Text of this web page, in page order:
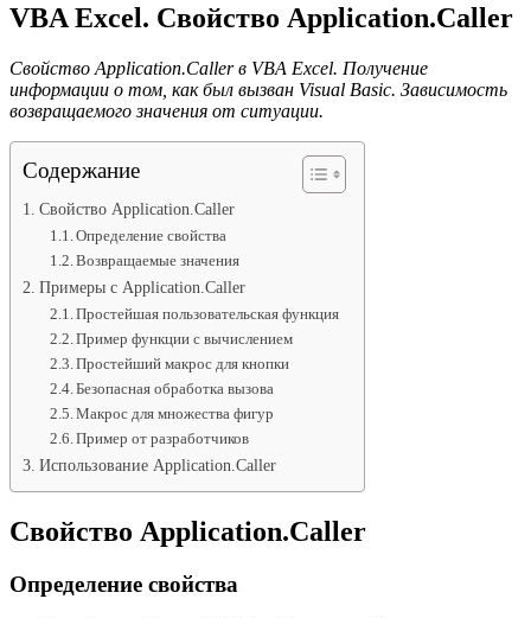
VBA Excel. Свойство Application.Caller
Свойство Application.Caller в VBA Excel. Получение
информации о том, как был вызван Visual Basic. Зависимость
возвращаемого значения от ситуации.
Содержание
Свойство Application.Caller
Определение свойства
Возвращаемые значения
Примеры с Application.Caller
Простейшая пользовательская функция
Пример функции с вычислением
Простейший макрос для кнопки
Безопасная обработка вызова
Макрос для множества фигур
Пример от разработчиков
Использование Application.Caller
Свойство Application.Caller
Определение свойства